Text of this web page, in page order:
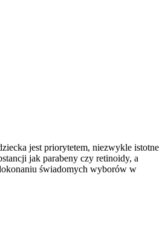
jest priorytetem, niezwykle istotne
jak parabeny czy retinoidy, a
świadomych wyborów w